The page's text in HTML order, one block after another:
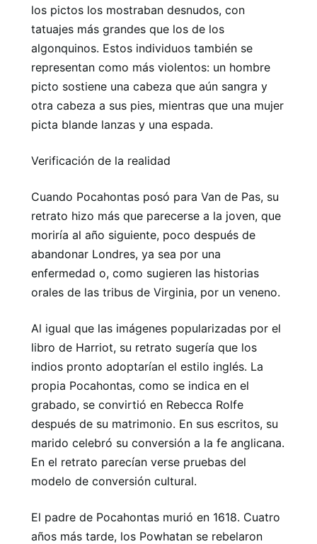
los pictos los mostraban desnudos, con
tatuajes más grandes que los de los
algonquinos. Estos individuos también se
representan como más violentos: un hombre
picto sostiene una cabeza que aún sangra y
otra cabeza a sus pies, mientras que una mujer
picta blande lanzas y una espada.
Verificación de la realidad
Cuando Pocahontas posó para Van de Pas, su
retrato hizo más que parecerse a la joven, que
moriría al año siguiente, poco después de
abandonar Londres, ya sea por una
enfermedad o, como sugieren las historias
orales de las tribus de Virginia, por un veneno.
Al igual que las imágenes popularizadas por el
libro de Harriot, su retrato sugería que los
indios pronto adoptarían el estilo inglés. La
propia Pocahontas, como se indica en el
grabado, se convirtió en Rebecca Rolfe
después de su matrimonio. En sus escritos, su
marido celebró su conversión a la fe anglicana.
En el retrato parecían verse pruebas del
modelo de conversión cultural.
El padre de Pocahontas murió en 1618. Cuatro
años más tarde, los Powhatan se rebelaron